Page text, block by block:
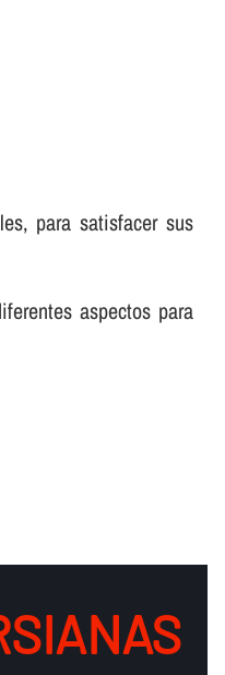
para satisfacer sus
aspectos para